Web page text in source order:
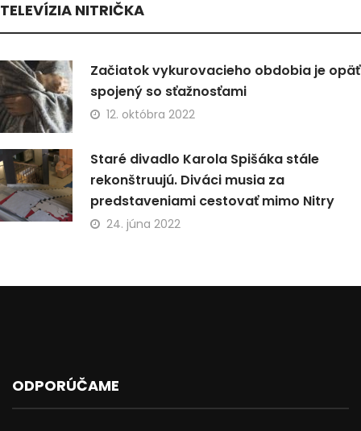
TELEVÍZIA NITRIČKA
Začiatok vykurovacieho obdobia je opäť
spojený so sťažnosťami
12. októbra 2022
Staré divadlo Karola Spišáka stále
rekonštruujú. Diváci musia za
predstaveniami cestovať mimo Nitry
24. júna 2022
ODPORÚČAME